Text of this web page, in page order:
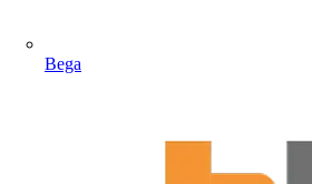
Bega